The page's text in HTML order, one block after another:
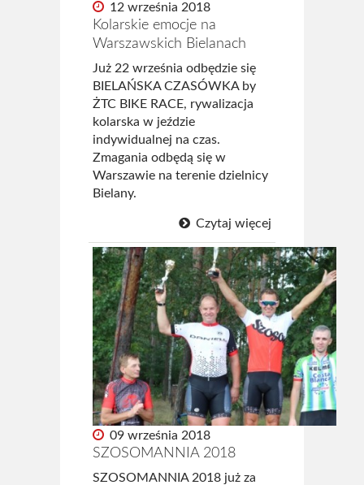
Archiwum 2022
Archiwum 2021
Archiwum 2019
Fotogaleria
Pomoc
Historia ŻTC
Kto jest kto
Strój kolarski ŻTC
Regulamin
Statut ŻTC
Sklep
12 września 2018
Kolarskie emocje na
Warszawskich Bielanach
Już 22 września odbędzie się
BIELAŃSKA CZASÓWKA by
ŻTC BIKE RACE, rywalizacja
kolarska w jeździe
indywidualnej na czas.
Zmagania odbędą się w
Warszawie na terenie dzielnicy
Bielany.
Czytaj więcej
09 września 2018
SZOSOMANNIA 2018
SZOSOMANNIA 2018 już za